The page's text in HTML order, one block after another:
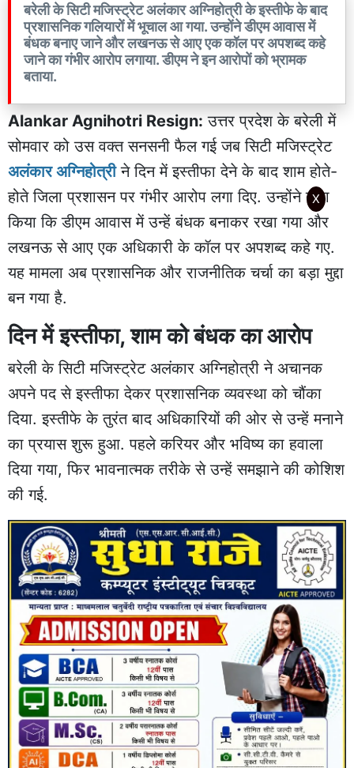
बरेली के सिटी मजिस्ट्रेट अलंकार अग्निहोत्री के इस्तीफे के बाद
प्रशासनिक गलियारों में भूचाल आ गया. उन्होंने डीएम आवास में
बंधक बनाए जाने और लखनऊ से आए एक कॉल पर अपशब्द कहे
जाने का गंभीर आरोप लगाया. डीएम ने इन आरोपों को भ्रामक
बताया.
Alankar Agnihotri Resign: उत्तर प्रदेश के बरेली में
सोमवार को उस वक्त सनसनी फैल गई जब सिटी मजिस्ट्रेट
अलंकार अग्निहोत्रीने दिन में इस्तीफा देने के बाद शाम होते-
होते जिला प्रशासन पर गंभीर आरोप लगा दिए. उन्होंने दावा
किया कि डीएम आवास में उन्हें बंधक बनाकर रखा गया और
लखनऊ से आए एक अधिकारी के कॉल पर अपशब्द कहे गए.
यह मामला अब प्रशासनिक और राजनीतिक चर्चा का बड़ा मुद्दा
बन गया है.
दिन में इस्तीफा, शाम को बंधक का आरोप
बरेली के सिटी मजिस्ट्रेट अलंकार अग्निहोत्री ने अचानक
अपने पद से इस्तीफा देकर प्रशासनिक व्यवस्था को चौंका
दिया. इस्तीफे के तुरंत बाद अधिकारियों की ओर से उन्हें मनाने
का प्रयास शुरू हुआ. पहले करियर और भविष्य का हवाला
दिया गया, फिर भावनात्मक तरीके से उन्हें समझाने की कोशिश
की गई.
X